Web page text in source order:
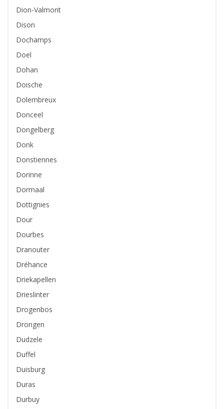
Dion-Valmont
Dison
Dochamps
Doel
Dohan
Doische
Dolembreux
Donceel
Dongelberg
Donk
Donstiennes
Dorinne
Dormaal
Dottignies
Dour
Dourbes
Dranouter
Dréhance
Driekapellen
Drieslinter
Drogenbos
Drongen
Dudzele
Duffel
Duisburg
Duras
Durbuy